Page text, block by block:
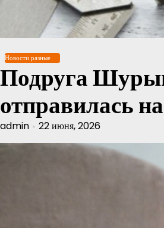
содержимому
Новости разные
Подруга
отправилась
admin 22 июня, 2026